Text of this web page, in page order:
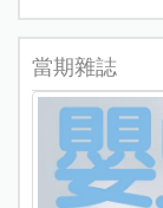
當期雜誌